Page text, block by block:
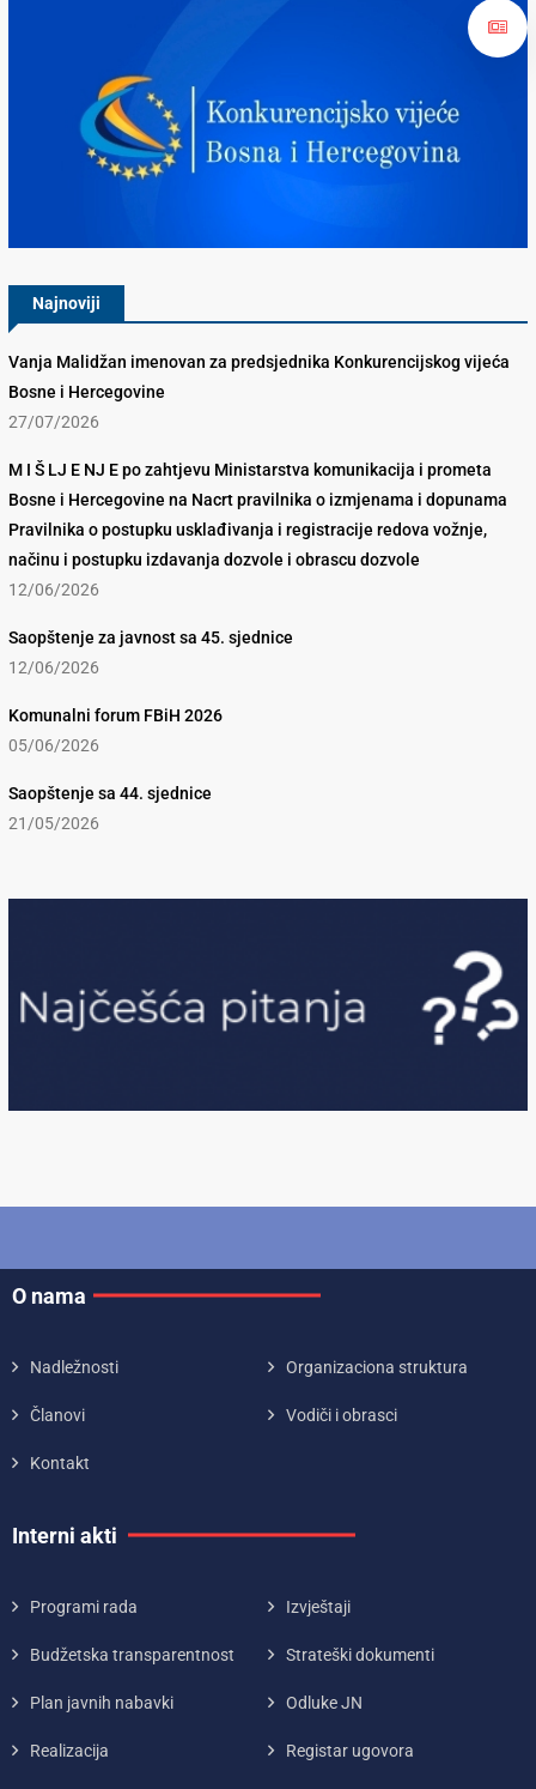
Najnoviji
Vanja Malidžan imenovan za predsjednika Konkurencijskog vijeća
Bosne i Hercegovine
27/07/2026
M I Š LJ E NJ E po zahtjevu Ministarstva komunikacija i prometa
Bosne i Hercegovine na Nacrt pravilnika o izmjenama i dopunama
Pravilnika o postupku usklađivanja i registracije redova vožnje,
načinu i postupku izdavanja dozvole i obrascu dozvole
12/06/2026
Saopštenje za javnost sa 45. sjednice
12/06/2026
Komunalni forum FBiH 2026
05/06/2026
Saopštenje sa 44. sjednice
21/05/2026
O nama
Nadležnosti Organizaciona struktura
Članovi Vodiči i obrasci
Kontakt
Interni akti
Programi rada Izvještaji
Budžetska transparentnost Strateški dokumenti
Plan javnih nabavki Odluke JN
Realizacija Registar ugovora